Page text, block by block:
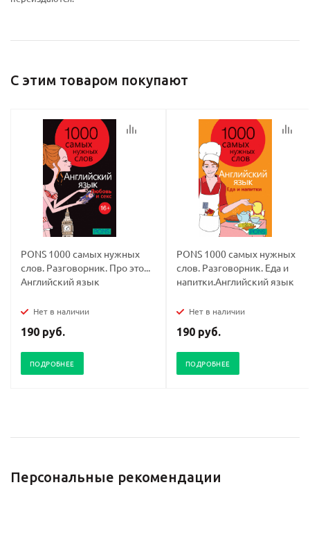
С этим товаром покупают
PONS 1000 самых нужных
слов. Разговорник. Про это...
Английский язык
Нет в наличии
190 руб.
ПОДРОБНЕЕ
PONS 1000 самых нужных
слов. Разговорник. Еда и
напитки.Английский язык
Нет в наличии
190 руб.
ПОДРОБНЕЕ
Персональные рекомендации
конфидициальности
конфидициальности